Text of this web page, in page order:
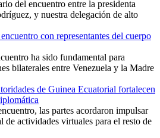
del encuentro entre la presidenta
y nuestra delegación de alto
con representantes del cuerpo
ha sido fundamental para
bilaterales entre Venezuela y la Madre
de Guinea Ecuatorial fortalecen
las partes acordaron impulsar
de actividades virtuales para el resto de